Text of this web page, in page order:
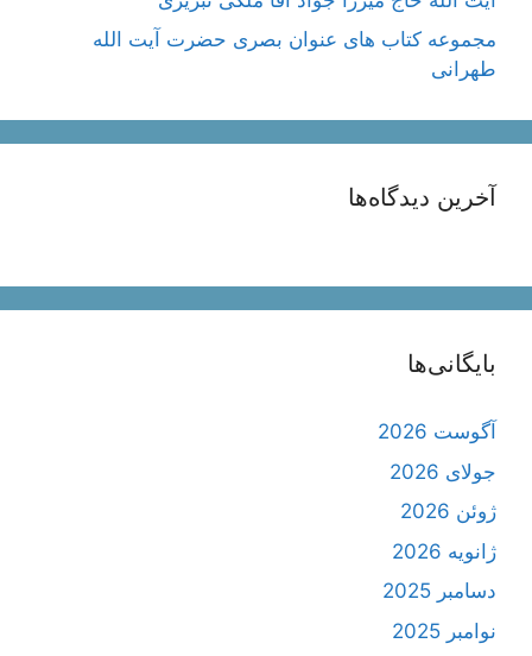
مجموعه کتاب های عنوان بصری حضرت آیت الله
طهرانی
آخرین دیدگاه‌ها
بایگانی‌ها
آگوست 2026
جولای 2026
ژوئن 2026
ژانویه 2026
دسامبر 2025
نوامبر 2025